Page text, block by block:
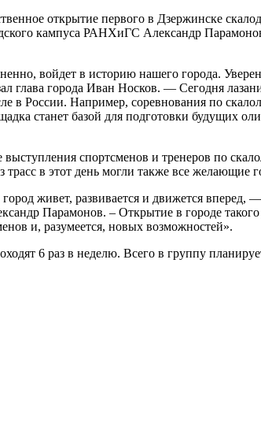
открытие первого в Дзержинске
кампуса РАНХиГС Александр
войдет в историю нашего города.
глава города Иван Носков. — Сегодня
в России. Например, соревнования по
станет базой для подготовки будущих
спортсменов и тренеров по
в этот день могли также все желающие
живет, развивается и движется вперед,
Парамонов. – Открытие в городе
и, разумеется, новых возможностей».
6 раз в неделю. Всего в группу